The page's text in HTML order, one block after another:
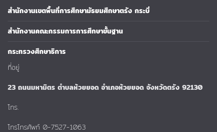
สำนักงานเขตพื้นที่การศึกษามัธยมศึกษาตรัง กระบี่
สำนักงานคณะกรรมการการศึกษาขั้นฐาน
กระทรวงศึกษาธิการ
ที่อยู่
23 ถนนมหามิตร ตำบลห้วยยอด อำเภอห้วยยอด จังหวัดตรัง 92130
โทร.
โทรโทรศัพท์ 0-7527-1063